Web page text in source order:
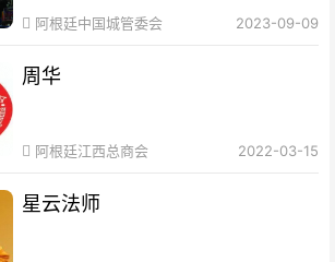
阿根廷中国城管委会 2023-09-09
周华
阿根廷江西总商会 2022-03-15
星云法师